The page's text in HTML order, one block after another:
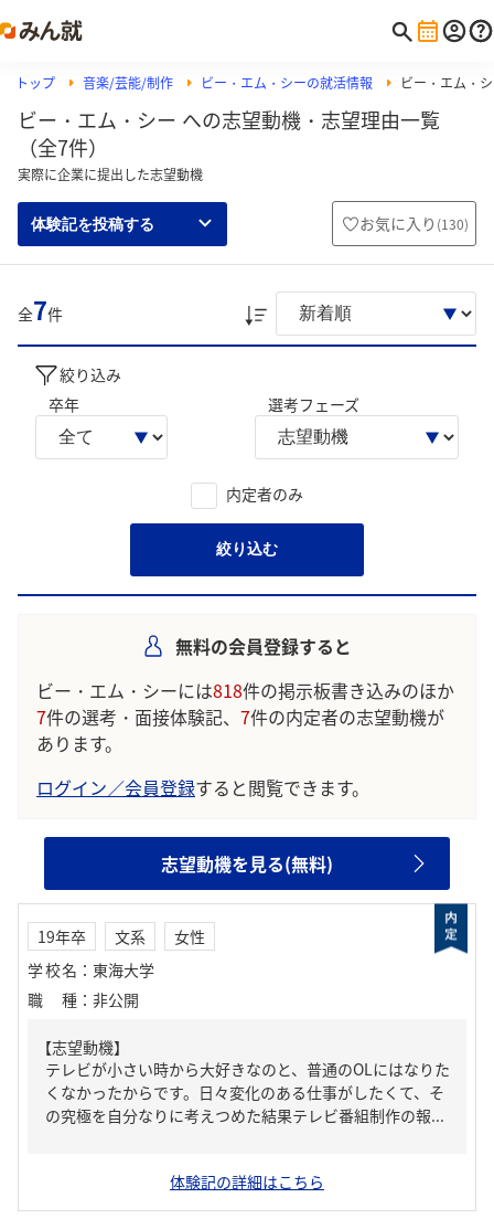
トップ 音楽/芸能/制作 ビー・エム・シーの就活情報 ビー・エム・
ビー・エム・シー への志望動機・志望理由一覧
（全7件）
実際に企業に提出した志望動機
体験記を投稿する お気に入り (130)
全7件
絞り込み
卒年
選考フェーズ
内定者のみ
絞り込む
無料の会員登録すると
ビー・エム・シーには818件の掲示板書き込みのほか
7件の選考・面接体験記、 7件の内定者の志望動機が
あります。
ログイン／会員登録すると閲覧できます。
志望動機を見る(無料)
19年卒 文系
女性
学校名 ： 東海大学
職種 ： 非公開
【志望動機】
テレビが小さい時から大好きなのと、普通のOLにはなりた
くなかったからです。日々変化のある仕事がしたくて、そ
の究極を自分なりに考えつめた結果テレビ番組制作の報...
体験記の詳細はこちら